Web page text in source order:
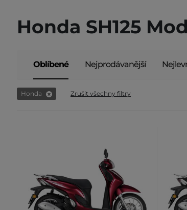
Honda SH125
Oblíbené Nejprodávanější
Honda Zrušit všechny filtry